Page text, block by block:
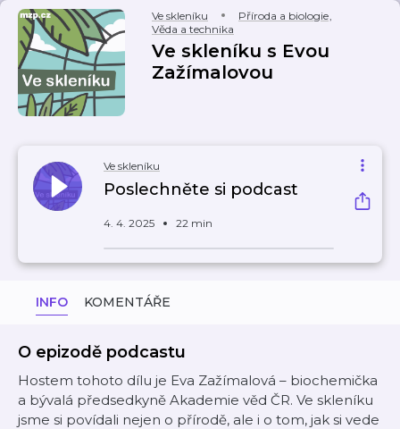
Ve skleníku Příroda a biologie,
Věda a technika
Ve skleníku s Evou
Zažímalovou
Ve skleníku
Poslechněte si podcast
4. 4. 2025 22 min
INFO KOMENTÁŘE
O epizodě podcastu
Hostem tohoto dílu je Eva Zažímalová – biochemička
a bývalá předsedkyně Akademie věd ČR. Ve skleníku
jsme si povídali nejen o přírodě, ale i o tom, jak si vede